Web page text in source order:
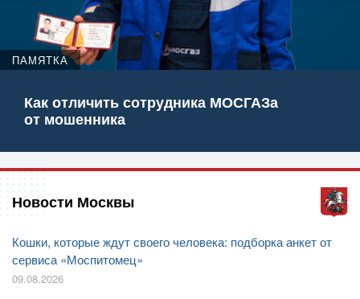
ПАМЯТКА
Как отличить сотрудника МОСГАЗа
от мошенника
Новости Москвы
Кошки, которые ждут своего человека: подборка анкет от
сервиса «Моспитомец»
09.08.2026